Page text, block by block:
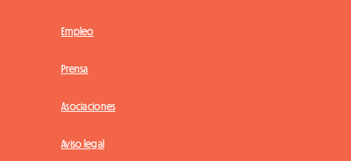
Empleo
Prensa
Asociaciones
Aviso legal